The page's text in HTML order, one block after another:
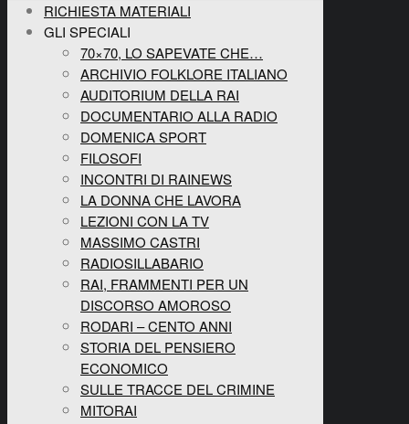
RICHIESTA MATERIALI
GLI SPECIALI
70×70, LO SAPEVATE CHE…
ARCHIVIO FOLKLORE ITALIANO
AUDITORIUM DELLA RAI
DOCUMENTARIO ALLA RADIO
DOMENICA SPORT
FILOSOFI
INCONTRI DI RAINEWS
LA DONNA CHE LAVORA
LEZIONI CON LA TV
MASSIMO CASTRI
RADIOSILLABARIO
RAI, FRAMMENTI PER UN
DISCORSO AMOROSO
RODARI – CENTO ANNI
STORIA DEL PENSIERO
ECONOMICO
SULLE TRACCE DEL CRIMINE
MITORAI